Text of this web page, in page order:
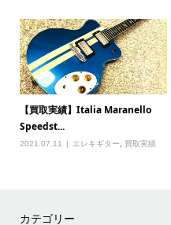
【買取実績】Italia Maranello
Speedst...
2021.07.11 エレキギター 買取実績
カテゴリー